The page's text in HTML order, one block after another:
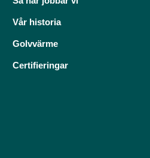
Vår historia
Golvvärme
Certifieringar